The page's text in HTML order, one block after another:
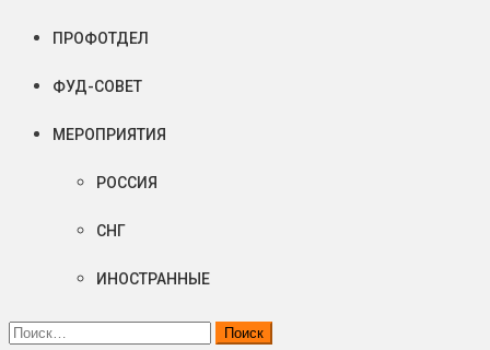
ПРОФОТДЕЛ
ФУД-СОВЕТ
МЕРОПРИЯТИЯ
РОССИЯ
СНГ
ИНОСТРАННЫЕ
Найти: